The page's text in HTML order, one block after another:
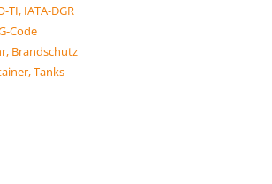
TI, IATA-DGR
Code
Brandschutz
Tanks